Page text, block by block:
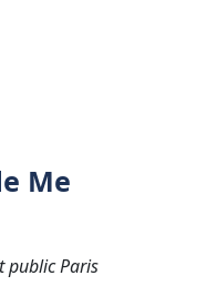
Me
public Paris